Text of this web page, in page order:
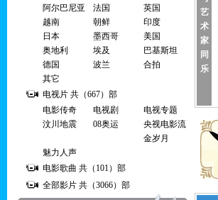
阿尔巴尼亚
法国
英国
越南
朝鲜
印度
日本
墨西哥
美国
奥地利
埃及
巴基斯坦
德国
波兰
合拍
其它
电视片 共（667）部
电影传奇
电视剧
电视专题
汶川地震
08奥运
央视电影流
金岁月
魅力人声
电影歌曲 共（101）部
全部影片 共（3066）部
艺
术
家
同
乐
张连文和毕建锋